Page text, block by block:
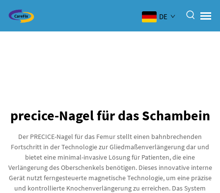
DE
precice-Nagel für das Schambein
Der PRECICE-Nagel für das Femur stellt einen bahnbrechenden
Fortschritt in der Technologie zur Gliedmaßenverlängerung dar und
bietet eine minimal-invasive Lösung für Patienten, die eine
Verlängerung des Oberschenkels benötigen. Dieses innovative interne
Gerät nutzt ferngesteuerte magnetische Technologie, um eine präzise
und kontrollierte Knochenverlängerung zu erreichen. Das System